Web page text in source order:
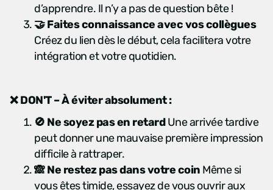
d’apprendre. Il n’y a pas de question bête !
🤝 Faites connaissance avec vos collègues
Créez du lien dès le début, cela facilitera votre
intégration et votre quotidien.
❌ DON'T – À éviter absolument :
🚫 Ne soyez pas en retardUne arrivée tardive
peut donner une mauvaise première impression
difficile à rattraper.
🙈 Ne restez pas dans votre coin Même si
vous êtes timide, essayez de vous ouvrir aux